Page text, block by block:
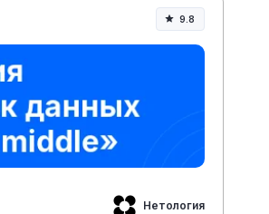
9.8
Нетология